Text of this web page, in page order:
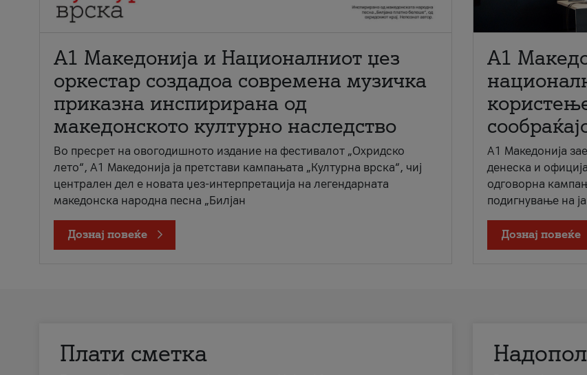
А1 Македонија и Националниот џез
оркестар создадоа современа музичка
приказна инспирирана од
македонското културно наследство
Во пресрет на овогодишното издание на фестивалот „Охридско
лето“, А1 Македонија ја претстави кампањата „Културна врска“, чиј
централен дел е новата џез-интерпретација на легендарната
македонска народна песна „Билјан
Дознај повеќе
A1
A1 Македонија
денеска и
одговорна
подигнување на
Дознај повеќе
Плати сметка